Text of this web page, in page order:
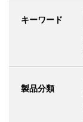
キーワード
製品分類